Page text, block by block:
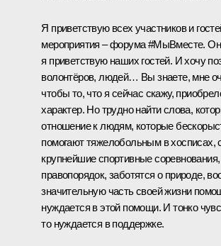
Я приветствую всех участников и
мероприятия – форума #МыВместе.
я приветствую наших гостей. И хочу
волонтёров, людей… Вы знаете, мне
чтобы то, что я сейчас скажу,
характер. Но трудно найти слова,
отношение к людям, которые
помогают тяжелобольным в хосписах,
крупнейшие спортивные
правопорядок, заботятся о природе,
значительную часть своей жизни
нуждается в этой помощи. И тонко
то нуждается в поддержке.